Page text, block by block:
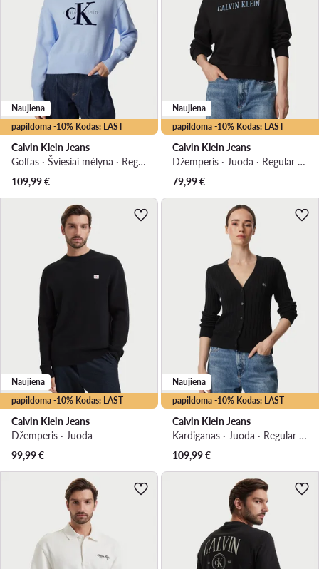
papildoma -10% Kodas: LAST
Naujiena
Calvin Klein Jeans
Golfas · Šviesiai mėlyna · Regular Fit
109,99€
papildoma -10% Kodas: LAST
Naujiena
Calvin Klein Jeans
Džemperis · Juoda · Regular Fit
79,99€
papildoma -10% Kodas: LAST
Naujiena
Calvin Klein Jeans
Džemperis · Juoda
99,99€
papildoma -10% Kodas: LAST
Naujiena
Calvin Klein Jeans
Kardiganas · Juoda · Regular Fit
109,99€